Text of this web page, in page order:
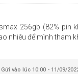
256gb (82% pin
nhiêu để mình tham
Gửi vào lúc 10:00 - 11/09/